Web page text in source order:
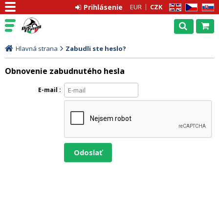
EN CZ SK
EUR CZK
Prihlásenie
Hlavná strana Zabudli ste heslo?
Obnovenie zabudnutého hesla
E-mail
odoslať